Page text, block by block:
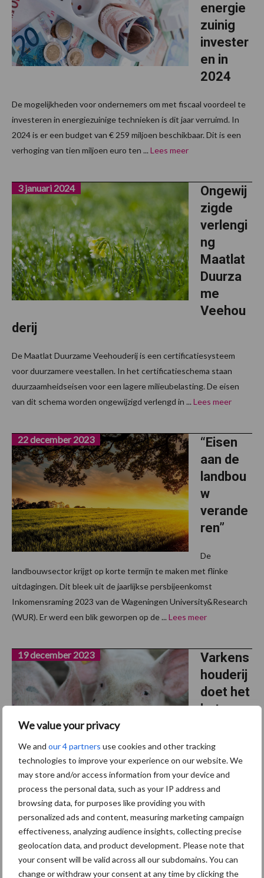
We value your privacy
We and our 4 partners use cookies and other tracking
technologies to improve your experience on our website. We
may store and/or access information from your device and
process the personal data, such as your IP address and
browsing data, for purposes like providing you with
personalized ads and content, measuring marketing campaign
effectiveness, analyzing audience insights, collecting precise
geolocation data, and product development. Please note that
your consent will be valid across all our subdomains. You can
change or withdraw your consent at any time by clicking the
energie
zuinig
invester
en in
2024
De mogelijkheden voor ondernemers om met fiscaal voordeel te
investeren in energiezuinige technieken is dit jaar verruimd. In
2024 is er een budget van € 259 miljoen beschikbaar. Dit is een
verhoging van tien miljoen euro ten ... Lees meer
Ongewij
zigde
verlengi
ng
Maatlat
Duurza
me
Veehou
derij
3 januari 2024
De Maatlat Duurzame Veehouderij is een certificatiesysteem
voor duurzamere veestallen. In het certificatieschema staan
duurzaamheidseisen voor een lagere milieubelasting. De eisen
van dit schema worden ongewijzigd verlengd in ... Lees meer
“Eisen
aan de
landbou
w
verande
ren”
22 december 2023
De
landbouwsector krijgt op korte termijn te maken met flinke
uitdagingen. Dit bleek uit de jaarlijkse persbijeenkomst
Inkomensraming 2023 van de Wageningen University&Research
(WUR). Er werd een blik geworpen op de ... Lees meer
Varkens
houderij
doet het
beter
19 december 2023
Uit de
ng 2023 van
de WUR blijkt dat er ook dit jaar grote inkomensverschillen zijn in
de land- en tuinbouw. Pluimvee- en varkenshouderij doen het
beter dan ooit door hogere prijzen en goedkoper voer. In 2023 is
het ...Lees meer